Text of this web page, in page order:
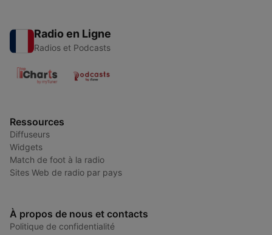
Radio en Ligne
Radios et Podcasts
Ressources
Diffuseurs
Widgets
Match de foot à la radio
Sites Web de radio par pays
À propos de nous et contacts
Politique de confidentialité